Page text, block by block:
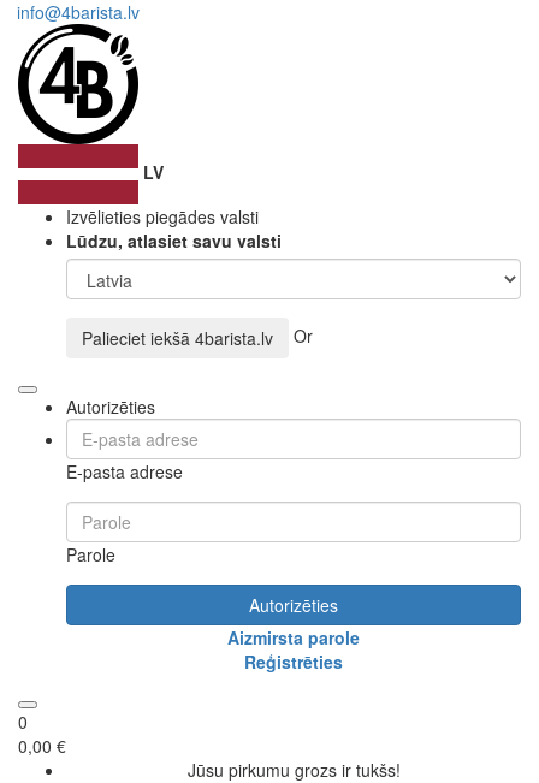
info@4barista.lv
LV
Izvēlieties piegādes valsti
Lūdzu, atlasiet savu valsti
Palieciet iekšā 4barista.lv Or
Autorizēties
E-pasta adrese
Parole
Autorizēties
Aizmirsta parole
Reģistrēties
0
0,00 €
Jūsu pirkumu grozs ir tukšs!